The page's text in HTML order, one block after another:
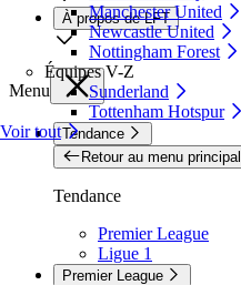
Manchester United
Newcastle United
Nottingham Forest
Équipes V-Z
Sunderland
Tottenham Hotspur
Voir tout
À propos de LFT
Menu
Tendance
Retour au menu principal
Tendance
Premier League
Ligue 1
Premier League